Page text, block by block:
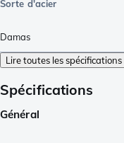
Sorte d'acier
Damas
Lire toutes les spécifications
Spécifications
Général